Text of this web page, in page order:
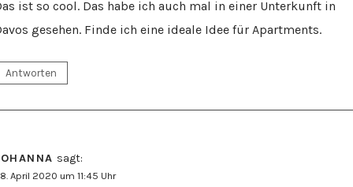
ist so cool. Das habe ich auch mal in einer Unterkunft in
gesehen. Finde ich eine ideale Idee für Apartments.
Antworten
sagt:
April 2020 um 11:45 Uhr